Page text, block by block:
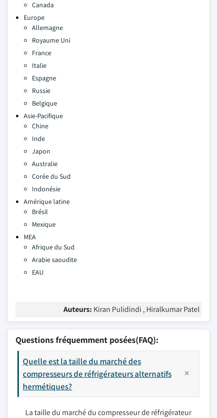
Canada
Europe
Allemagne
Royaume Uni
France
Italie
Espagne
Russie
Belgique
Asie-Pacifique
Chine
Inde
Japon
Australie
Corée du Sud
Indonésie
Amérique latine
Brésil
Mexique
MEA
Afrique du Sud
Arabie saoudite
EAU
Auteurs: Kiran Pulidindi , Hiralkumar Patel
Questions fréquemment posées(FAQ):
Quelle est la taille du marché des
compresseurs de réfrigérateurs alternatifs
hermétiques?
La taille du marché du compresseur de réfrigérateur